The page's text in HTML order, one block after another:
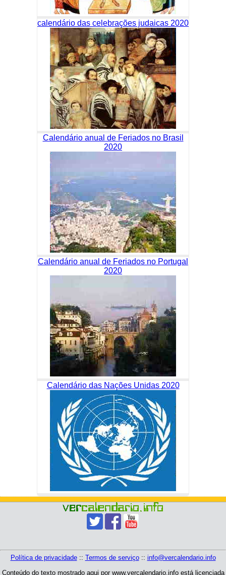
calendário das celebrações judaicas 2020
Calendário anual de Feriados no Brasil
2020
Calendário anual de Feriados no Portugal
2020
Calendário das Nações Unidas 2020
Política de privacidade:: Termos de serviço:: info@vercalendario.info
Conteúdo do texto mostrado aqui por www.vercalendario.info está licenciada